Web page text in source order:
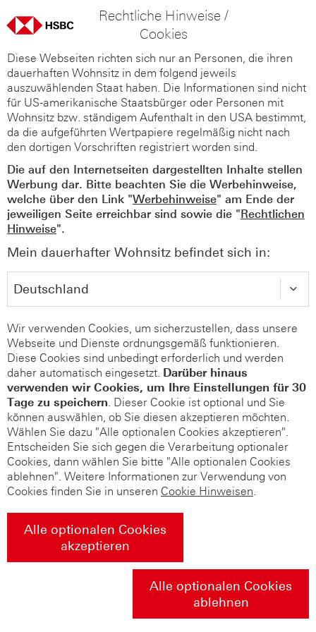
Rechtliche Hinweise /
Cookies
Diese Webseiten richten sich nur an Personen, die ihren
dauerhaften Wohnsitz in dem folgend jeweils
auszuwählenden Staat haben. Die Informationen sind nicht
für US-amerikanische Staatsbürger oder Personen mit
Wohnsitz bzw. ständigem Aufenthalt in den USA bestimmt,
da die aufgeführten Wertpapiere regelmäßig nicht nach
den dortigen Vorschriften registriert worden sind.
Die auf den Internetseiten dargestellten Inhalte stellen
Werbung dar. Bitte beachten Sie die Werbehinweise,
welche über den Link "Werbehinweise" am Ende der
jeweiligen Seite erreichbar sind sowie die "Rechtlichen
Hinweise".
Mein dauerhafter Wohnsitz befindet sich in:
Wir verwenden Cookies, um sicherzustellen, dass unsere
Webseite und Dienste ordnungsgemäß funktionieren.
Diese Cookies sind unbedingt erforderlich und werden
daher automatisch eingesetzt. Darüber hinaus
verwenden wir Cookies, um Ihre Einstellungen für 30
Tage zu speichern. Dieser Cookie ist optional und Sie
können auswählen, ob Sie diesen akzeptieren möchten.
Wählen Sie dazu "Alle optionalen Cookies akzeptieren".
Entscheiden Sie sich gegen die Verarbeitung optionaler
Cookies, dann wählen Sie bitte "Alle optionalen Cookies
ablehnen". Weitere Informationen zur Verwendung von
Cookies finden Sie in unseren Cookie Hinweisen.
Alle optionalen Cookies
akzeptieren
Alle optionalen Cookies
ablehnen